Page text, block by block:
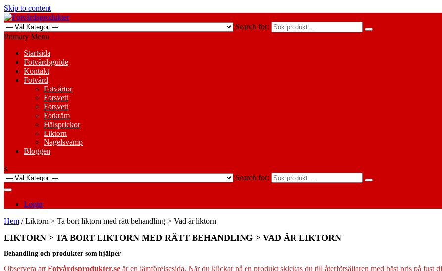
Skip to content
Search for:
Primary Menu
Startsida
Fotvårdsguide
Kontakt
Fotvård
Fotvårtor
Fotsvett
Fotsvett
Fotkräm
Hälsprickor
Liktorn
Nagelsvamp
Bloggen
x
Search for:
Login
Hem / Liktorn > Ta bort liktorn med rätt behandling > Vad är liktorn
LIKTORN > TA BORT LIKTORN MED RÄTT BEHANDLING > VAD ÄR LIKTORN
Behandling och produkter som hjälper
Observera att Fotvårdsprodukter.se är en jämförelsesida. När du klickar på en produkt skickas du till återförsäljaren med bäst pris på